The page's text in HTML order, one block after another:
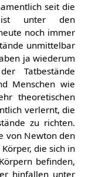
seit die
ist unter den
noch immer
unmittelbar
ja wiederum
Tatbestände
Menschen wie
theoretischen
verlernt, die
zu richten.
von Newton den
die sich in
befinden,
hinfallen unter